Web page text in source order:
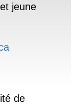
jeune
de